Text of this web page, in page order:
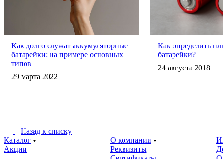
Как долго служат аккумуляторные
батарейки: на примере основных
типов
29 марта 2022
Как определить
батарейки?
24 августа 2018
Назад к списку
Каталог
Акции
О компании
Реквизиты